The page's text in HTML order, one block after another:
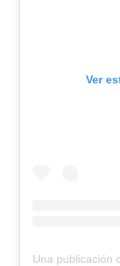
Ver